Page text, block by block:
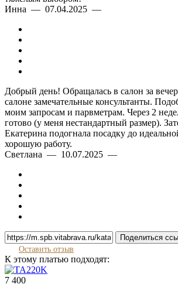
Инна — 07.04.2025 —
Добрый день! Обращалась в салон за
салоне замечательные консультанты.
моим запросам и парвметрам. Через 2
готово (у меня нестандартный размер).
Екатерина подогнала посадку до
хорошую работу.
Светлана — 10.07.2025 —
Поделиться
Оставить отзыв
К этому платью подходят:
7 400